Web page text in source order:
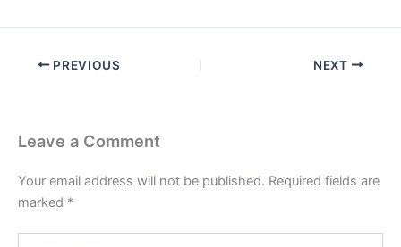
PREVIOUS NEXT
Leave a Comment
Your email address will not be published. Required fields are
marked *